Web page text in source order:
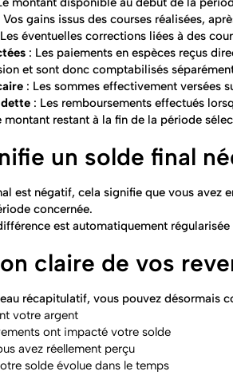
Vos gains issus des courses réalisées,
éventuelles corrections liées à des
: Les paiements en espèces reçus
et sont donc comptabilisés
: Les sommes effectivement versées
: Les remboursements effectués
montant restant à la fin de la période
un solde final
est négatif, cela signifie que vous avez
concernée.
est automatiquement
claire de vos
récapitulatif, vous pouvez désormais
votre argent
ont impacté votre solde
avez réellement perçu
solde évolue dans le temps